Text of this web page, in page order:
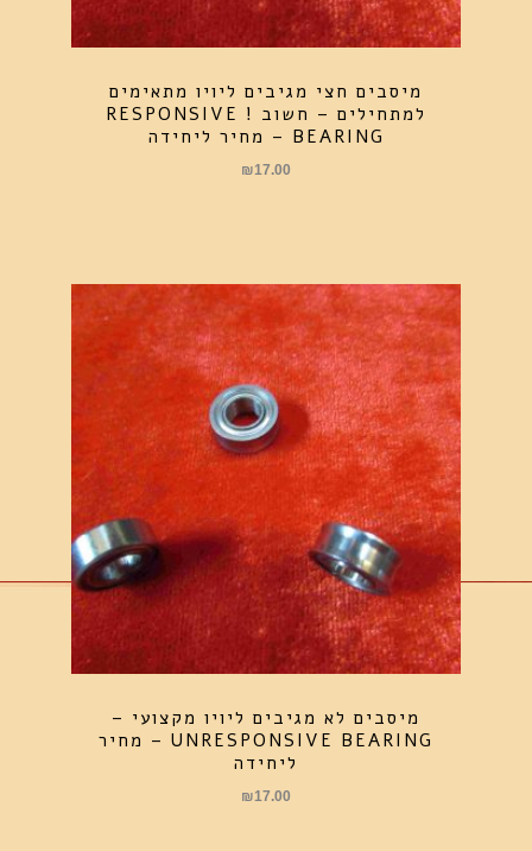
מיסבים חצי מגיבים ליויו מתאימים
למתחילים – חשוב ! RESPONSIVE
BEARING – מחיר ליחידה
₪17.00
מיסבים לא מגיבים ליויו מקצועי –
UNRESPONSIVE BEARING – מחיר
ליחידה
₪17.00